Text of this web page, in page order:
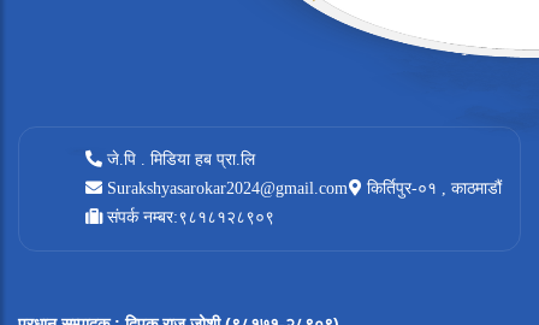
जे.पि . मिडिया हब प्रा.लि
Surakshyasarokar2024@gmail.com
किर्तिपुर-०१ , काठमाडौं
संपर्क नम्बर:९८१८१२८९०९